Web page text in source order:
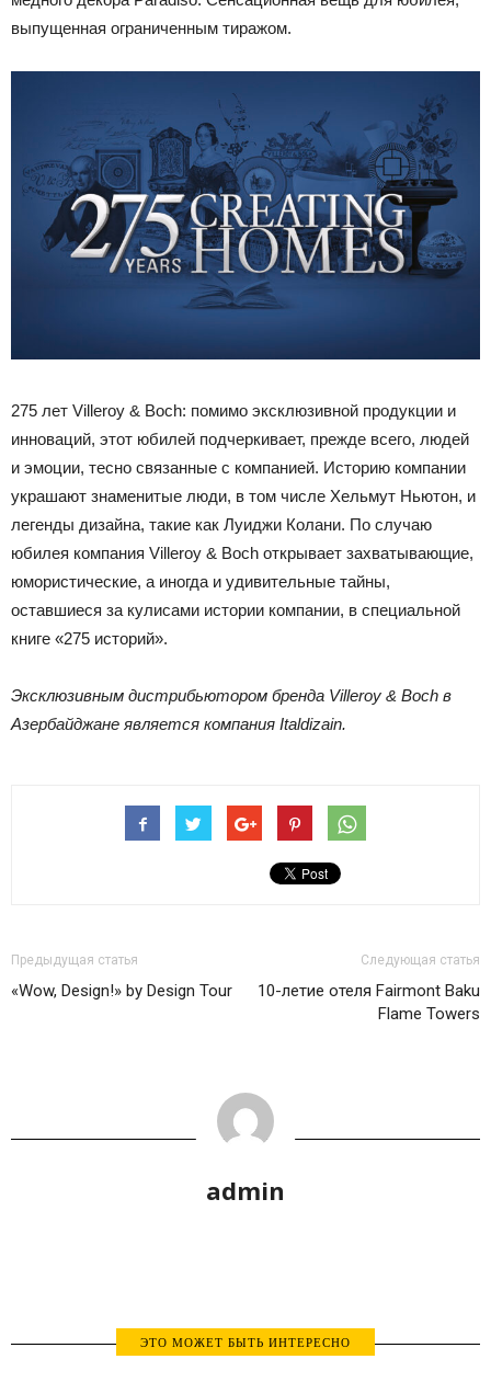
выпущенная ограниченным тиражом.
275 лет Villeroy & Boch: помимо эксклюзивной продукции и
инноваций, этот юбилей подчеркивает, прежде всего, людей
и эмоции, тесно связанные с компанией. Историю компании
украшают знаменитые люди, в том числе Хельмут Ньютон, и
легенды дизайна, такие как Луиджи Колани. По случаю
юбилея компания Villeroy & Boch открывает захватывающие,
юмористические, а иногда и удивительные тайны,
оставшиеся за кулисами истории компании, в специальной
книге «275 историй».
Эксклюзивным дистрибьютором бренда Villeroy & Boch в
Азербайджане является компания Italdizain.
Предыдущая статья
«Wow, Design!» by Design Tour
Следующая статья
10-летие отеля Fairmont Baku
Flame Towers
admin
ЭТО МОЖЕТ БЫТЬ ИНТЕРЕСНО